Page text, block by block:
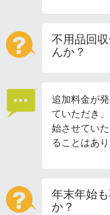
不用品回
んか？
追加料金が
ていただき
始させてい
ることはあり
年末年始
か？